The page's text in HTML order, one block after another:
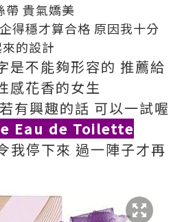
帶 貴氣嬌美
得穩才算合格 原因我十分
的設計
是不能夠形容的 推薦給
感花香的女生
有興趣的話 可以一試喔
Eau de Toilette
我停下來 過一陣子才再